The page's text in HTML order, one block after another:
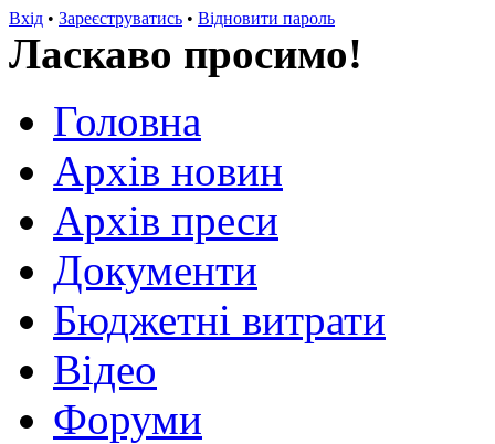
Вхід • Зареєструватись • Відновити пароль
Ласкаво просимо!
Головна
Архів новин
Архів преси
Документи
Бюджетні витрати
Відео
Форуми